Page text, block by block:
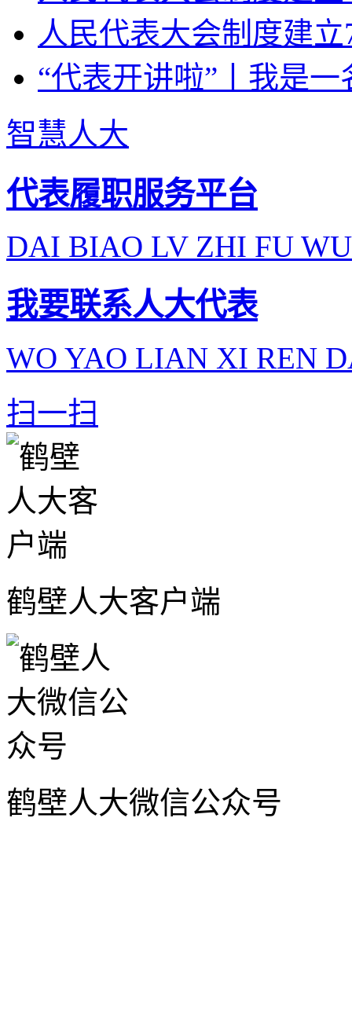
人民代表大会制度建
“代表开讲啦”丨我是
智慧人大
代表履职服务平台
DAI BIAO LV ZHI FU
我要联系人大代表
WO YAO LIAN XI REN
扫一扫
鹤壁人大客户端
鹤壁人大微信公众号